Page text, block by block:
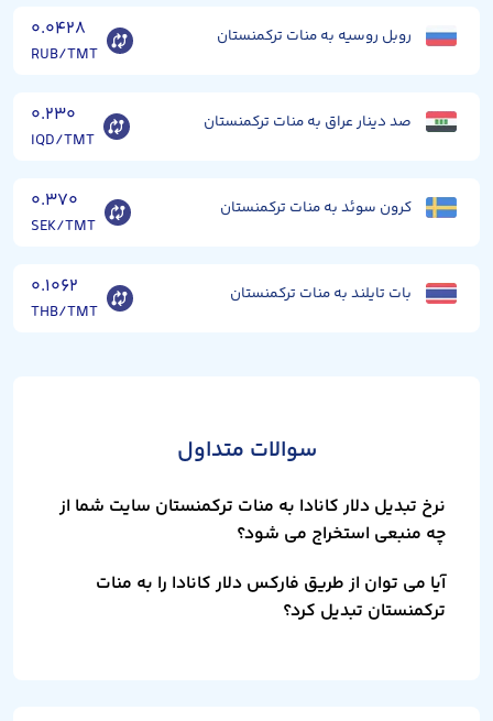
روبل روسیه به منات ترکمنستان ۰.۰۴۲۸
RUB/TMT
صد دینار عراق به منات ترکمنستان ۰.۲۳۰
IQD/TMT
کرون سوئد به منات ترکمنستان ۰.۳۷۰
SEK/TMT
بات تایلند به منات ترکمنستان ۰.۱۰۶۲
THB/TMT
سوالات متداول
نرخ تبدیل دلار کانادا به منات ترکمنستان سایت شما از
چه منبعی استخراج می شود؟
آیا می توان از طریق فارکس دلار کانادا را به منات
ترکمنستان تبدیل کرد؟